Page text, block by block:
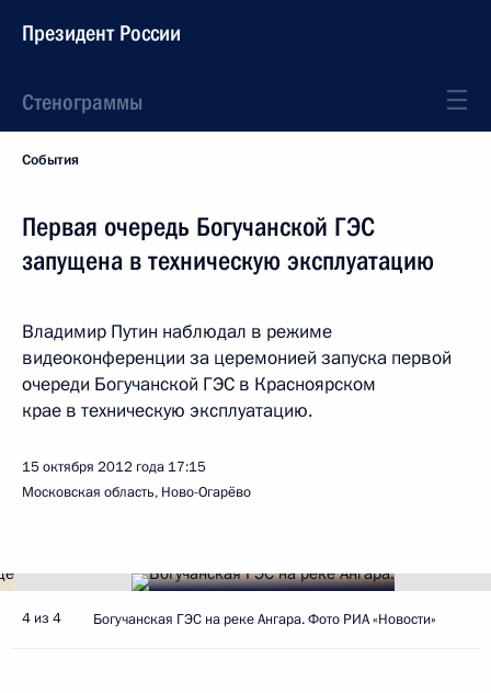
Президент России
Стенограммы
События
Первая очередь Богучанской ГЭС
запущена в техническую эксплуатацию
Владимир Путин наблюдал в режиме
видеоконференции за церемонией запуска первой
очереди Богучанской ГЭС в Красноярском
крае в техническую эксплуатацию.
15 октября 2012 года 17:15
Московская область, Ново-Огарёво
4 из 4 Богучанская ГЭС на реке Ангара. Фото РИА «Новости»